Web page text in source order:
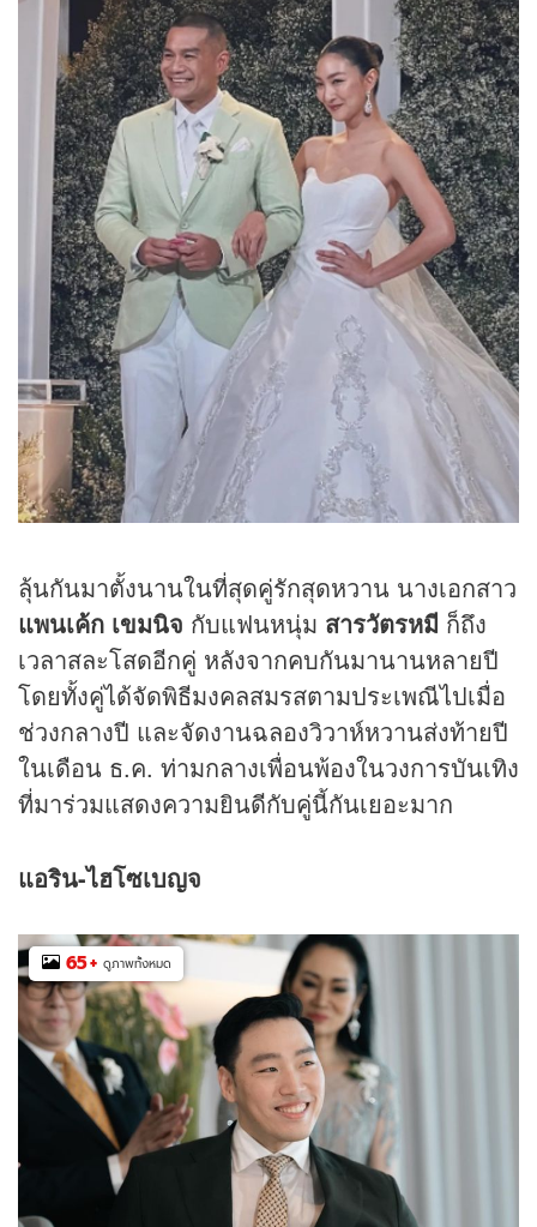
ลุ้นกันมาตั้งนานในที่สุดคู่รักสุดหวาน นางเอกสาว
แพนเค้ก เขมนิจ กับแฟนหนุ่ม สารวัตรหมี ก็ถึง
เวลาสละโสดอีกคู่ หลังจากคบกันมานานหลายปี
โดยทั้งคู่ได้จัดพิธีมงคลสมรสตามประเพณีไปเมื่อ
ช่วงกลางปี และจัดงานฉลองวิวาห์หวานส่งท้ายปี
ในเดือน ธ.ค. ท่ามกลางเพื่อนพ้องในวงการบันเทิง
ที่มาร่วมแสดงความยินดีกับคู่นี้กันเยอะมาก
แอริน-ไฮโซเบญจ
65+ ดูภาพทั้งหมด